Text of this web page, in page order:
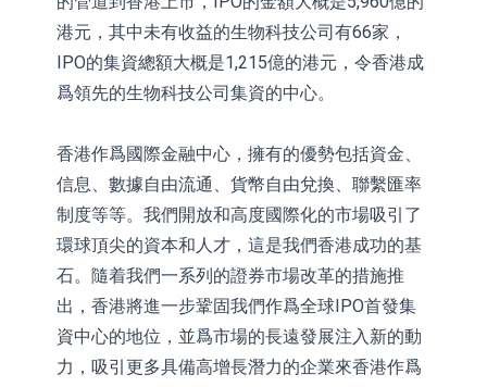
港元，其中未有收益的生物科技公司有66家，
IPO的集資總額大概是1,215億的港元，令香港成
爲領先的生物科技公司集資的中心。
香港作爲國際金融中心，擁有的優勢包括資金、
信息、數據自由流通、貨幣自由兌換、聯繫匯率
制度等等。我們開放和高度國際化的市場吸引了
環球頂尖的資本和人才，這是我們香港成功的基
石。隨着我們一系列的證券市場改革的措施推
出，香港將進一步鞏固我們作爲全球IPO首發集
資中心的地位，並爲市場的長遠發展注入新的動
力，吸引更多具備高增長潛力的企業來香港作爲